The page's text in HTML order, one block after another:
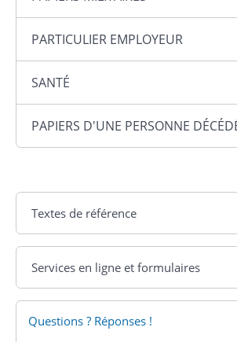
PARTICULIER EMPLOYEUR
SANTÉ
PAPIERS D'UNE PERSONNE
Textes de référence
Services en ligne et formulaires
Questions ? Réponses !